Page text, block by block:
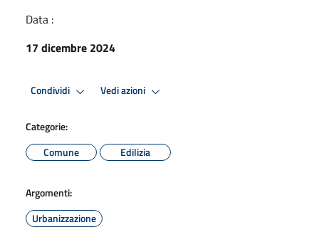
Data :
17 dicembre 2024
Condividi Vedi azioni
Categorie:
Comune
Edilizia
Argomenti:
Urbanizzazione